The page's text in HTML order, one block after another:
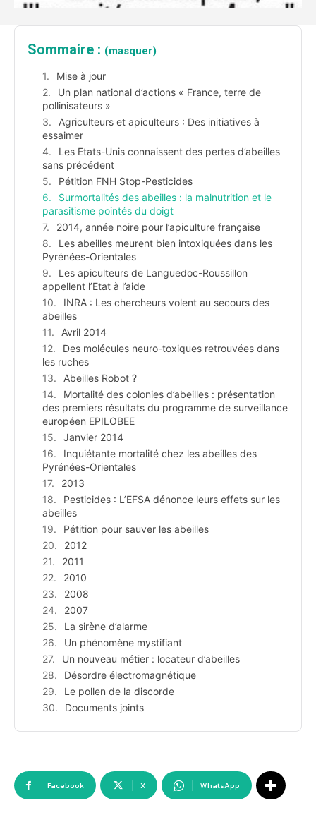
Sommaire : (masquer)
Mise à jour
Un plan national d’actions « France, terre de
pollinisateurs »
Agriculteurs et apiculteurs : Des initiatives à
essaimer
Les Etats-Unis connaissent des pertes d’abeilles
sans précédent
Pétition FNH Stop-Pesticides
Surmortalités des abeilles : la malnutrition et le
parasitisme pointés du doigt
2014, année noire pour l’apiculture française
Les abeilles meurent bien intoxiquées dans les
Pyrénées-Orientales
Les apiculteurs de Languedoc-Roussillon
appellent l’Etat à l’aide
INRA : Les chercheurs volent au secours des
abeilles
Avril 2014
Des molécules neuro-toxiques retrouvées dans
les ruches
Abeilles Robot ?
Mortalité des colonies d’abeilles : présentation
des premiers résultats du programme de surveillance
européen EPILOBEE
Janvier 2014
Inquiétante mortalité chez les abeilles des
Pyrénées-Orientales
2013
Pesticides : L’EFSA dénonce leurs effets sur les
abeilles
Pétition pour sauver les abeilles
2012
2011
2010
2008
2007
La sirène d’alarme
Un phénomène mystifiant
Un nouveau métier : locateur d’abeilles
Désordre électromagnétique
Le pollen de la discorde
Documents joints
Facebook X WhatsApp